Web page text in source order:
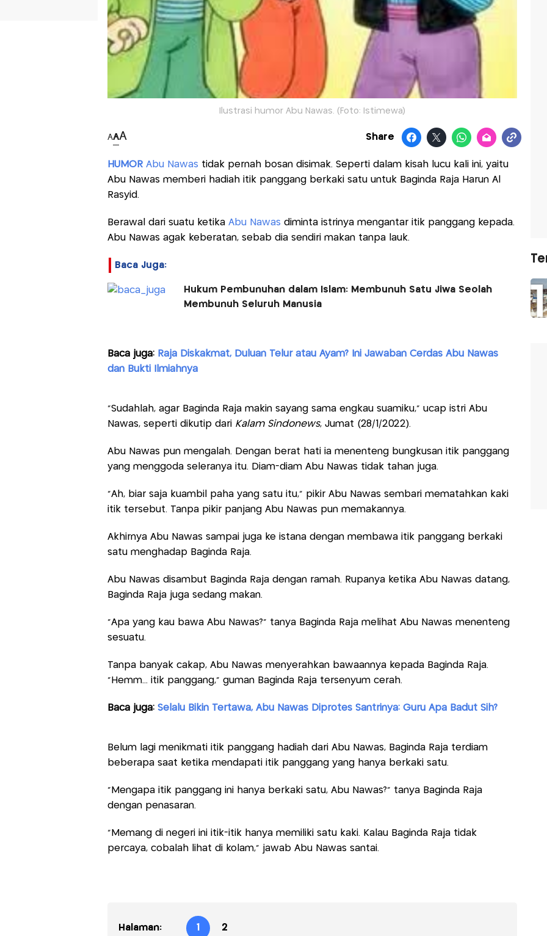
Ilustrasi humor Abu Nawas. (Foto: Istimewa)
AAA Share
HUMOR Abu Nawas tidak pernah bosan disimak. Seperti dalam kisah lucu kali ini, yaitu
Abu Nawas memberi hadiah itik panggang berkaki satu untuk Baginda Raja Harun Al
Rasyid.
Berawal dari suatu ketika Abu Nawas diminta istrinya mengantar itik panggang kepada.
Abu Nawas agak keberatan, sebab dia sendiri makan tanpa lauk.
Baca Juga:
Hukum Pembunuhan dalam Islam: Membunuh Satu Jiwa Seolah
Membunuh Seluruh Manusia
Baca juga: Raja Diskakmat, Duluan Telur atau Ayam? Ini Jawaban Cerdas Abu Nawas
dan Bukti Ilmiahnya
"Sudahlah, agar Baginda Raja makin sayang sama engkau suamiku," ucap istri Abu
Nawas, seperti dikutip dari Kalam Sindonews, Jumat (28/1/2022).
Abu Nawas pun mengalah. Dengan berat hati ia menenteng bungkusan itik panggang
yang menggoda seleranya itu. Diam-diam Abu Nawas tidak tahan juga.
"Ah, biar saja kuambil paha yang satu itu," pikir Abu Nawas sembari mematahkan kaki
itik tersebut. Tanpa pikir panjang Abu Nawas pun memakannya.
Akhirnya Abu Nawas sampai juga ke istana dengan membawa itik panggang berkaki
satu menghadap Baginda Raja.
Abu Nawas disambut Baginda Raja dengan ramah. Rupanya ketika Abu Nawas datang,
Baginda Raja juga sedang makan.
"Apa yang kau bawa Abu Nawas?" tanya Baginda Raja melihat Abu Nawas menenteng
sesuatu.
Tanpa banyak cakap, Abu Nawas menyerahkan bawaannya kepada Baginda Raja.
"Hemm... itik panggang," guman Baginda Raja tersenyum cerah.
Baca juga: Selalu Bikin Tertawa, Abu Nawas Diprotes Santrinya: Guru Apa Badut Sih?
Belum lagi menikmati itik panggang hadiah dari Abu Nawas, Baginda Raja terdiam
beberapa saat ketika mendapati itik panggang yang hanya berkaki satu.
"Mengapa itik panggang ini hanya berkaki satu, Abu Nawas?" tanya Baginda Raja
dengan penasaran.
"Memang di negeri ini itik-itik hanya memiliki satu kaki. Kalau Baginda Raja tidak
percaya, cobalah lihat di kolam," jawab Abu Nawas santai.
Halaman: 1 2